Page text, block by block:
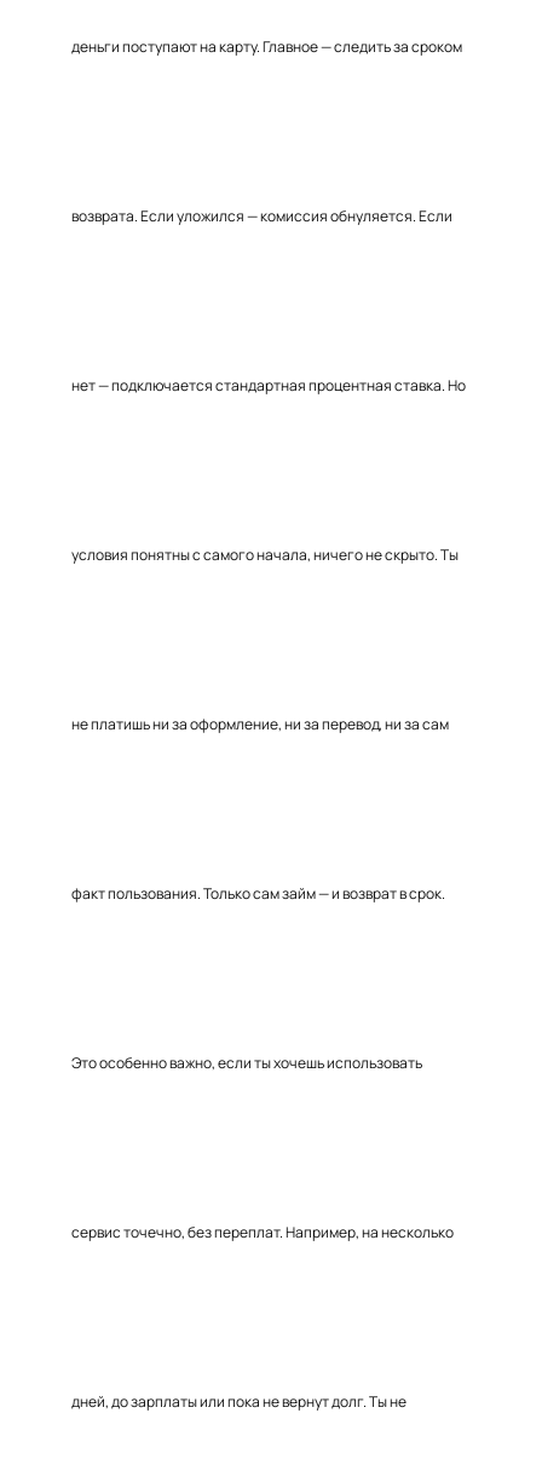
деньги поступают на карту. Главное — следить за сроком
возврата. Если уложился — комиссия обнуляется. Если
нет — подключается стандартная процентная ставка. Но
условия понятны с самого начала, ничего не скрыто. Ты
не платишь ни за оформление, ни за перевод, ни за сам
факт пользования. Только сам займ — и возврат в срок.
Это особенно важно, если ты хочешь использовать
сервис точечно, без переплат. Например, на несколько
дней, до зарплаты или пока не вернут долг. Ты не